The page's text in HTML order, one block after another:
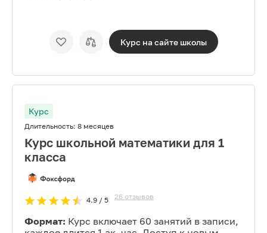
Курс на сайте школы
Курс
Длительность: 8 месяцев
Курс школьной математики для 1
класса
4.9/ 5 26 отзывов
Формат: Курс включает 60 занятий в записи,